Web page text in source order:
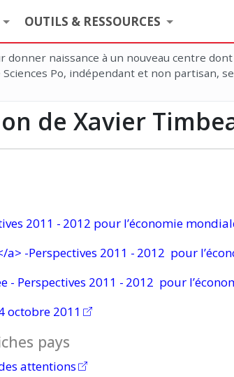
OUTILS & RESSOURCES
donner naissance à un nouveau centre
Po, indépendant et non partisan,
de Xavier
2011 - 2012 pour l’économie
-Perspectives 2011 - 2012 pour
- Perspectives 2011 - 2012 pour
octobre 2011
pays
attentions